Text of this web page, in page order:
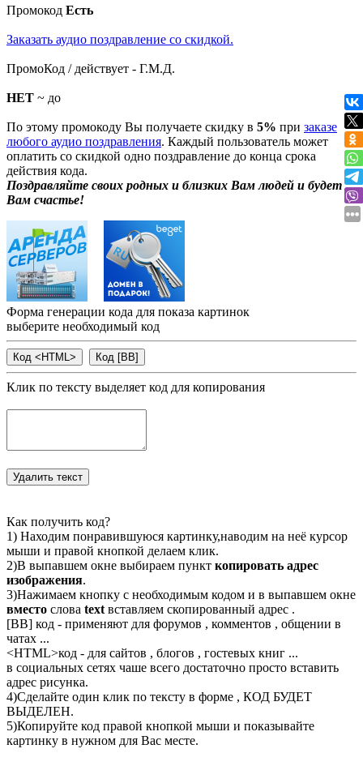
Промокод Есть
Заказать аудио поздравление со скидкой.
ПромоКод / действует - Г.М.Д.
НЕТ ~ до
По этому промокоду Вы получаете скидку в 5% при заказе
любого аудио поздравления. Каждый пользователь может
оплатить со скидкой одно поздравление до конца срока
действия кода.
Поздравляйте своих родных и близких Вам людей и будет
Вам счастье!
Форма генерации кода для показа картинок
выберите необходимый код
Клик по тексту выделяет код для копирования
Как получить код?
1) Находим понравившуюся картинку,наводим на неё курсор
мыши и правой кнопкой делаем клик.
2)В выпавшем окне выбираем пункт копировать адрес
изображения.
3)Нажимаем кнопку с необходимым кодом и в выпавшем окне
вместо слова text вставляем скопированный адрес .
[BB] код - применяют для форумов , комментов , общении в
чатах ...
<HTML>код - для сайтов , блогов , гостевых книг ...
в социальных сетях чаше всего достаточно просто вставить
адрес рисунка.
4)Сделайте один клик по тексту в форме , КОД БУДЕТ
ВЫДЕЛЕН.
5)Копируйте код правой кнопкой мыши и показывайте
картинку в нужном для Вас месте.